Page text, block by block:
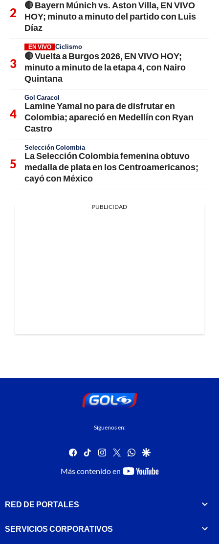
🔴 Bayern Múnich vs. Aston Villa, EN VIVO
HOY; minuto a minuto del partido con Luis
Díaz
EN VIVO Ciclismo
🔴 Vuelta a Burgos 2026, EN VIVO HOY;
minuto a minuto de la etapa 4, con Nairo
Quintana
Gol Caracol
Lamine Yamal no para de disfrutar en
Colombia; apareció en Medellín con Ryan
Castro
Selección Colombia
La Selección Colombia femenina obtuvo
medalla de plata en los Centroamericanos;
cayó con México
PUBLICIDAD
Síguenos en:
facebook
tiktok instagram
twitterwhatsapp
google
Más contenido en
youtube-
RED DE PORTALES
SERVICIOS CORPORATIVOS